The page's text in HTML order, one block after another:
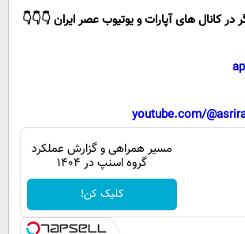
سیاست
داستان کوتاه
دانلود
در کانال های آپارات و یوتیوب عصر ایران 👇👇👇
youtube.com/
مسیر همراهی و گزارش عملکرد
گروه اسنپ در ۱۴۰۴
کلیک کن!